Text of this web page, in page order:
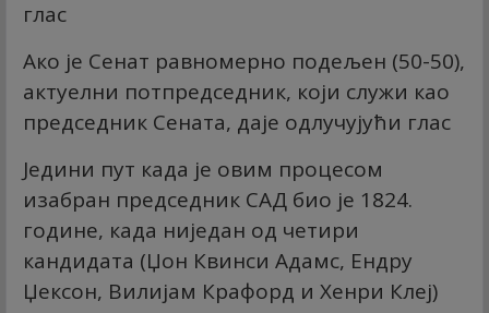
глас
Ако је Сенат равномерно подељен (50-50),
актуелни потпредседник, који служи као
председник Сената, даје одлучујући глас
Једини пут када је овим процесом
изабран председник САД био је 1824.
године, када ниједан од четири
кандидата (Џон Квинси Адамс, Ендру
Џексон, Вилијам Крафорд и Хенри Клеј)